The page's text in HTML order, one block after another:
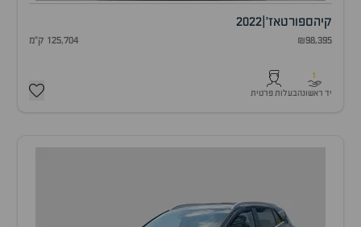
קיהספורטאז' 2022
₪98,395 125,704 ק"מ
1
יד ראשונהבעלות פרטית